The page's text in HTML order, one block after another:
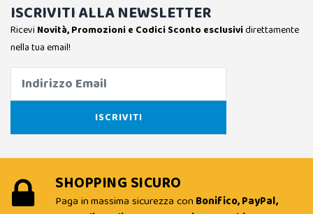
ISCRIVITI ALLA NEWSLETTER
Ricevi Novità, Promozioni e Codici Sconto esclusividirettamente
nella tua email!
SHOPPING SICURO
Paga in massima sicurezza con Bonifico, PayPal,